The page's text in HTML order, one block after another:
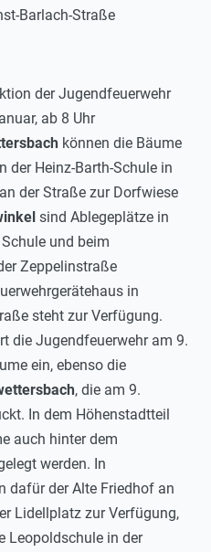
Barlach-Straße
der Jugendfeuerwehr
ab 8 Uhr
können die Bäume
der Heinz-Barth-Schule in
der Straße zur Dorfwiese
sind Ablegeplätze in
und beim
Zeppelinstraße
in
steht zur Verfügung.
die Jugendfeuerwehr am 9.
ein, ebenso die
, die am 9.
In dem Höhenstadtteil
auch hinter dem
werden. In
dafür der Alte Friedhof an
Lidellplatz zur Verfügung,
Leopoldschule in der